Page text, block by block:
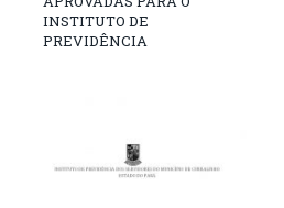
INSTITUTO DE
PREVIDÊNCIA